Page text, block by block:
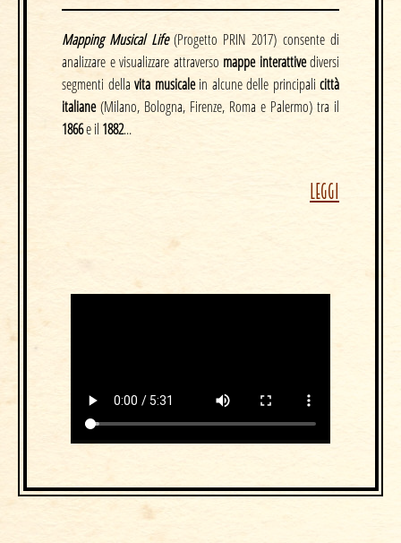
Mapping Musical Life (Progetto PRIN 2017) consente di
analizzare e visualizzare attraverso mappe interattivediversi
segmenti della vita musicalein alcune delle principali città
italiane(Milano, Bologna, Firenze, Roma e Palermo) tra il
1866e il 1882...
LEGGI